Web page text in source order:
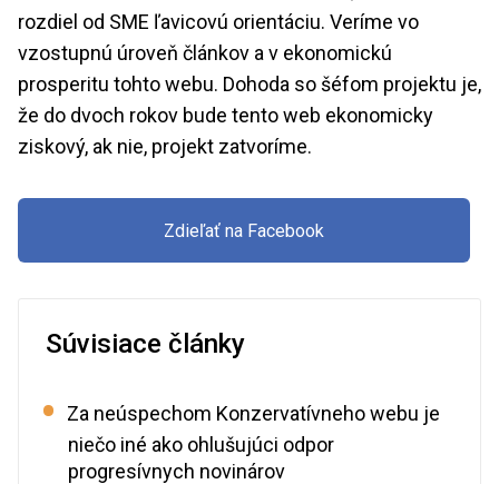
rozdiel od SME ľavicovú orientáciu. Veríme vo
vzostupnú úroveň článkov a v ekonomickú
prosperitu tohto webu. Dohoda so šéfom projektu je,
že do dvoch rokov bude tento web ekonomicky
ziskový, ak nie, projekt zatvoríme.
Zdieľať na Facebook
Súvisiace články
Za neúspechom Konzervatívneho webu je
niečo iné ako ohlušujúci odpor
progresívnych novinárov